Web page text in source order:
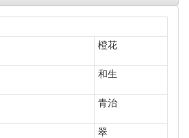
橙花
和生
青治
翠